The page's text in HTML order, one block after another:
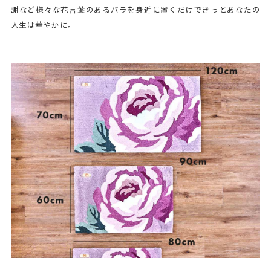
謝など様々な花言葉のあるバラを身近に置くだけできっとあなたの
人生は華やかに。